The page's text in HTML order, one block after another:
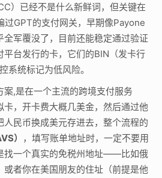
）已经不是什么新鲜词，但关键在
过GPT的支付网关，早期像Payone
军覆没了，目前还能稳定通过验证
平台发行的卡，它们的BIN（发卡行
系统标记为低风险。
案,是在一个主流的跨境支付服务
卡，开卡费大概几美金，然后通过他
民币换成美元存进去，整个流程的
）
，填写账单地址时，一定不要用
找一个真实的免税州地址——比如俄
或者你在美国朋友的住址（前提是他